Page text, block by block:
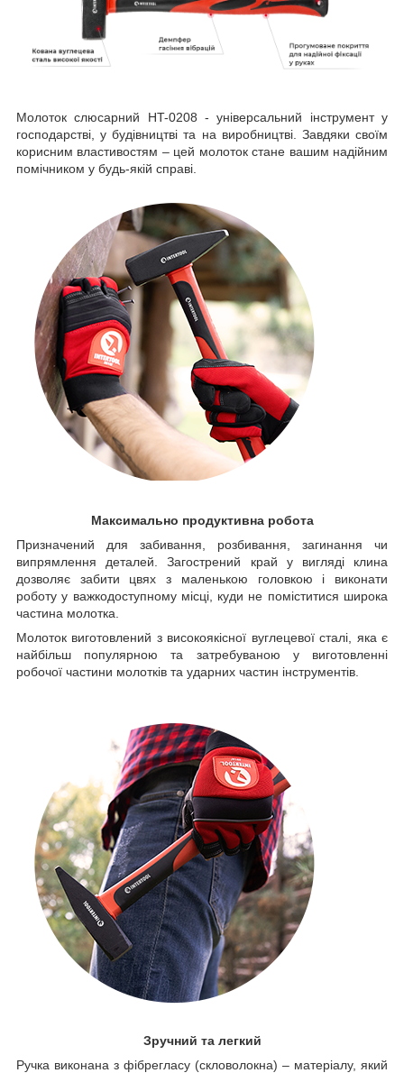
Молоток слюсарний HT-0208 - універсальний інструмент у
господарстві, у будівництві та на виробництві. Завдяки своїм
корисним властивостям – цей молоток стане вашим надійним
помічником у будь-якій справі.
Максимально продуктивна робота
Призначений для забивання, розбивання, загинання чи
випрямлення деталей. Загострений край у вигляді клина
дозволяє забити цвях з маленькою головкою і виконати
роботу у важкодоступному місці, куди не поміститися широка
частина молотка.
Молоток виготовлений з високоякісної вуглецевої сталі, яка є
найбільш популярною та затребуваною у виготовленні
робочої частини молотків та ударних частин інструментів.
Зручний та легкий
Ручка виконана з фібрегласу (скловолокна) – матеріалу, який